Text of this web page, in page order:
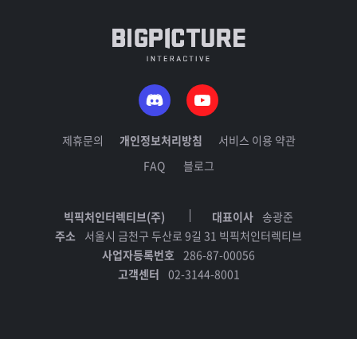
제휴문의 개인정보처리방침
서비스 이용 약관
FAQ
블로그
빅픽처인터렉티브(주) 대표이사 송광준
주소 서울시 금천구 두산로 9길 31 빅픽처인터렉티브
사업자등록번호 286-87-00056
고객센터 02-3144-8001